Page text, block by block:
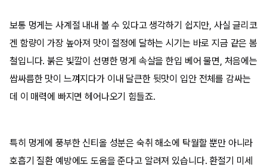
보통 멍게는 사계절 내내 볼 수 있다고 생각하기 쉽지만, 사실 글리코
겐 함량이 가장 높아져 맛이 절정에 달하는 시기는 바로 지금 같은 봄
철입니다. 붉은 빛깔이 선명한 멍게 속살을 한입 베어 물면, 처음에는
쌉싸름한 맛이 느껴지다가 이내 달큰한 뒷맛이 입안 전체를 감싸는
데 이 매력에 빠지면 헤어나오기 힘들죠.
특히 멍게에 풍부한 신티올 성분은 숙취 해소에 탁월할 뿐만 아니라
호흡기 질환 예방에도 도움을 준다고 알려져 있습니다. 환절기 미세